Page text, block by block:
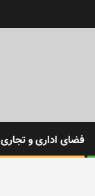
فضای اداری و تجاری